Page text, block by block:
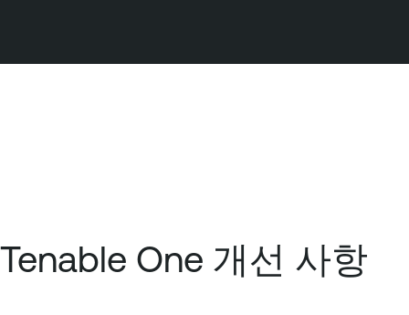
Tenable One 개선 사항